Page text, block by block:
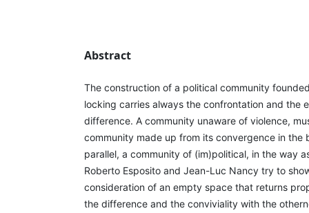
Abstract
The construction of a political community
locking carries always the confrontation and the
difference. A community unaware of violence,
community made up from its convergence in the
parallel, a community of (im)political, in the way
Roberto Esposito and Jean-Luc Nancy try to
consideration of an empty space that returns
the difference and the conviviality with the